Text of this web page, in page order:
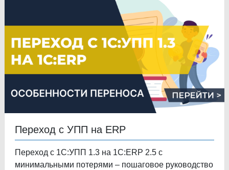
Переход с УПП на ERP
Переход с 1С:УПП 1.3 на 1С:ERP 2.5 с
минимальными потерями – пошаговое руководство